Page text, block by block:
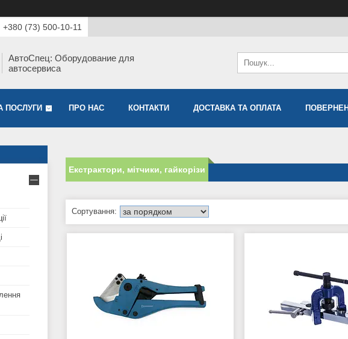
+380 (73) 500-10-11
АвтоСпец: Оборудование для
автосервиса
ПОСЛУГИ ПРО НАС КОНТАКТИ ДОСТАВКА ТА ОПЛАТА
Екстрактори, мітчики, гайкорізи